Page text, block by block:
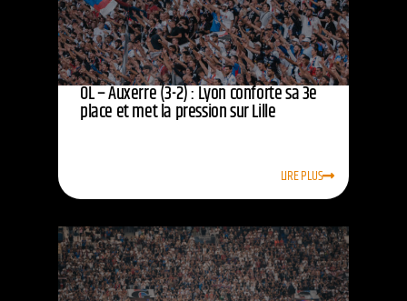
OL – Auxerre (3-2) : Lyon conforte sa 3e
place et met la pression sur Lille
LIRE PLUS